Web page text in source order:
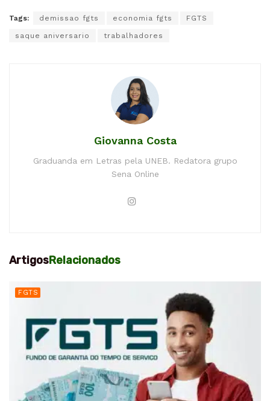
Tags: demissao fgts economia fgts FGTS
saque aniversario trabalhadores
Giovanna Costa
Graduanda em Letras pela UNEB. Redatora grupo
Sena Online
ArtigosRelacionados
FGTS